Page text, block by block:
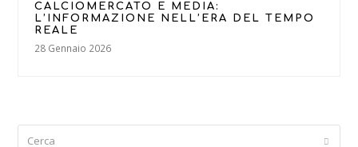
CALCIOMERCATO E MEDIA:
L’INFORMAZIONE NELL’ERA DEL TEMPO
REALE
28 Gennaio 2026